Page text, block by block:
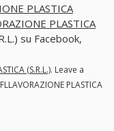
PLASTICA
PLASTICA
su Facebook,
(S.R.L.). Leave a
PLASTICA